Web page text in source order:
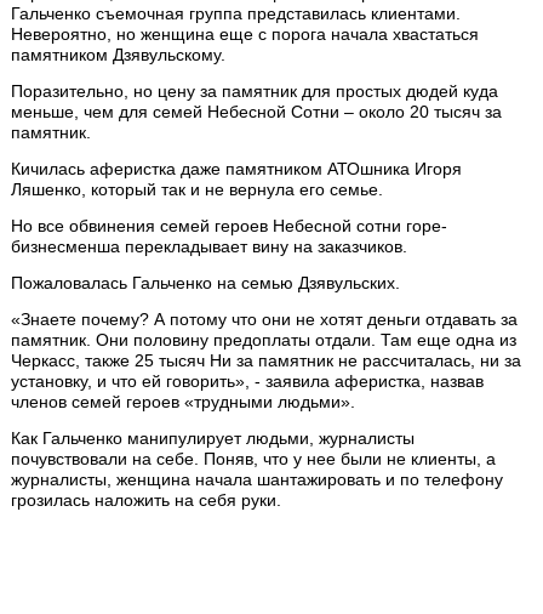
Гальченко съемочная группа представилась клиентами.
Невероятно, но женщина еще с порога начала хвастаться
памятником Дзявульскому.
Поразительно, но цену за памятник для простых дюдей куда
меньше, чем для семей Небесной Сотни – около 20 тысяч за
памятник.
Кичилась аферистка даже памятником АТОшника Игоря
Ляшенко, который так и не вернула его семье.
Но все обвинения семей героев Небесной сотни горе-
бизнесменша перекладывает вину на заказчиков.
Пожаловалась Гальченко на семью Дзявульских.
«Знаете почему? А потому что они не хотят деньги отдавать за
памятник. Они половину предоплаты отдали. Там еще одна из
Черкасс, также 25 тысяч Ни за памятник не рассчиталась, ни за
установку, и что ей говорить», - заявила аферистка, назвав
членов семей героев «трудными людьми».
Как Гальченко манипулирует людьми, журналисты
почувствовали на себе. Поняв, что у нее были не клиенты, а
журналисты, женщина начала шантажировать и по телефону
грозилась наложить на себя руки.